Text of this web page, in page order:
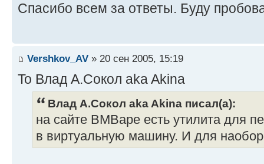
Спасибо всем за ответы. Буду
Vershkov_AV » 20 сен 2005, 15:19
To Влад А.Сокол aka Akina
Влад А.Сокол aka Akina писал(а):
на сайте ВМВаре есть утилита для
в виртуальную машину. И для